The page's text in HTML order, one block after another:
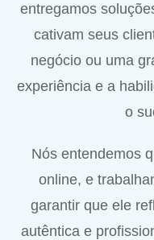
entregamos
cativam seus
negócio ou uma
experiência e a
o
Nós entendemos
online, e
garantir que ele
autêntica e